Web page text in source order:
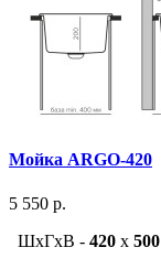
Мойка ARGO-420
5 550 р.
ШxГxВ - 420 x 500